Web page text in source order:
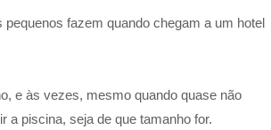
fazem quando chegam a um hotel
e às vezes, mesmo quando quase não
a piscina, seja de que tamanho for.